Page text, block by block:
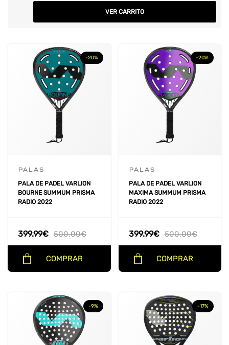
COLOR
TIPO DE JUEGO
PRECIO
VER CARRITO
-20%
PALAS
PALA DE PADEL VARLION
BOURNE SUMMUM PRISMA
RADIO 2022
500.00€
399.99€
COMPRAR
-20%
PALAS
PALA DE PADEL VARLION
MAXIMA SUMMUM PRISMA
RADIO 2022
500.00€
399.99€
COMPRAR
-9% -17%